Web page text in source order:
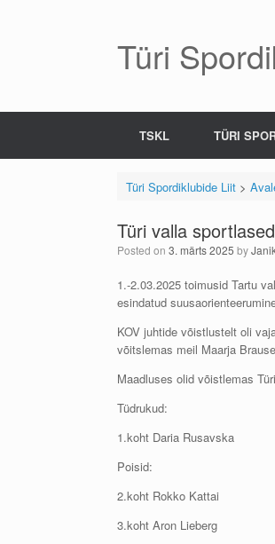
Türi
TSKL TÜRI
Türi Spordiklubide Liit>
Türi valla
Posted on 3. märts 2025 by
1.-2.03.2025 toimusid Tartu
esindatud
KOV juhtide võistlustelt oli
võitslemas meil Maarja
Maadluses olid võistlemas
Tüdrukud:
1.koht Daria Rusavska
Poisid:
2.koht Rokko Kattai
3.koht Aron Lieberg